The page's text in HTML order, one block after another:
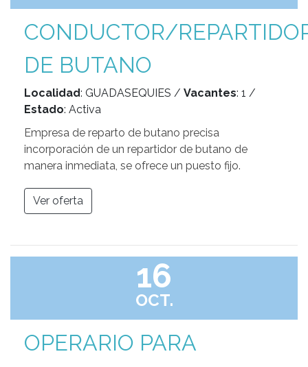
CONDUCTOR/
DE BUTANO
Localidad: GUADASEQUIES / Vacantes: 1 /
Estado: Activa
Empresa de reparto de butano precisa
incorporación de un repartidor de butano de
manera inmediata, se ofrece un puesto fijo.
Ver oferta
16
OCT.
OPERARIO PARA